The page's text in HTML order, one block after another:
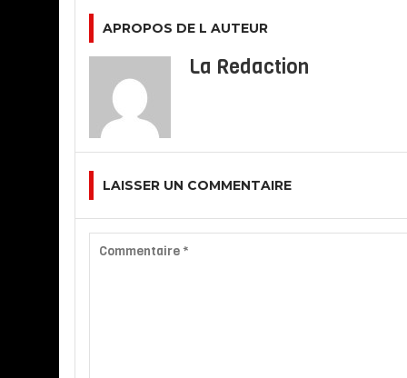
APROPOS DE L AUTEUR
La Redaction
LAISSER UN COMMENTAIRE